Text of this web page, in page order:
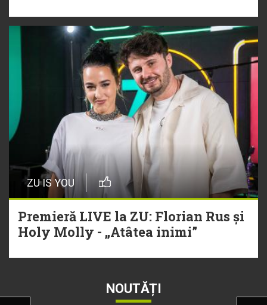
ZU IS YOU
Premieră LIVE la ZU: Florian Rus și
Holy Molly - „Atâtea inimi”
NOUTĂȚI